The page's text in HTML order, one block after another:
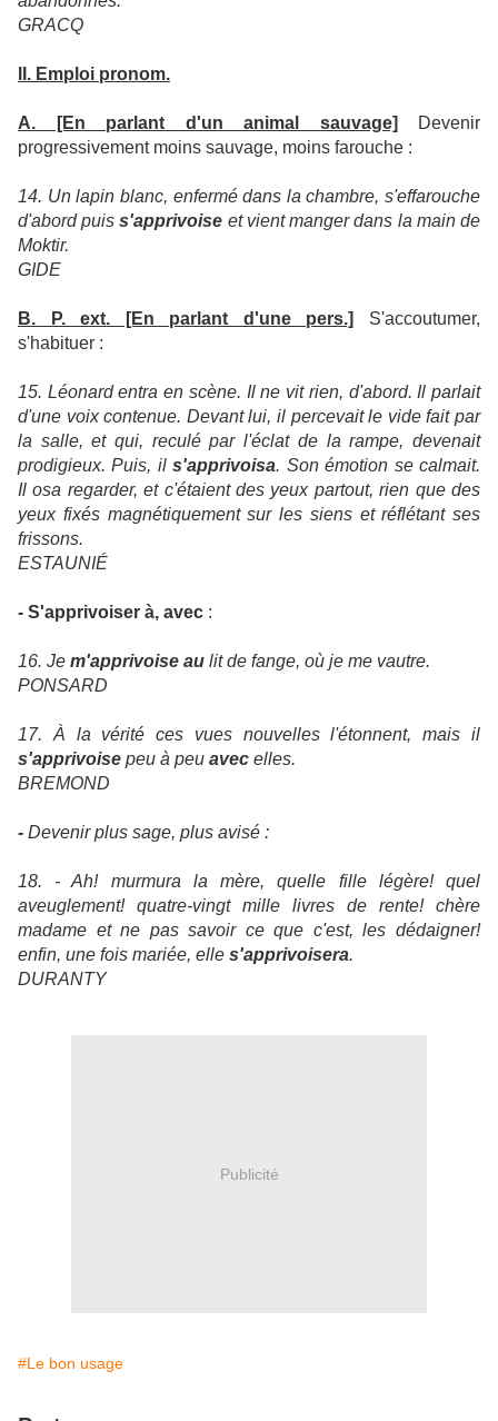
GRACQ
II. Emploi pronom.
A. [En parlant d'un animal sauvage] Devenir
progressivement moins sauvage, moins farouche :
14. Un lapin blanc, enfermé dans la chambre, s'effarouche
d'abord puiss'apprivoise et vient manger dans la main de
Moktir.
GIDE
B. P. ext. [En parlant d'une pers.]
S'accoutumer,
s'habituer :
15. Léonard entra en scène. Il ne vit rien, d'abord. Il parlait
d'une voix contenue. Devant lui, il percevait le vide fait par
la salle, et qui, reculé par l'éclat de la rampe, devenait
prodigieux. Puis, ils'apprivoisa. Son émotion se calmait.
Il osa regarder, et c'étaient des yeux partout, rien que des
yeux fixés magnétiquement sur les siens et réflétant ses
frissons.
ESTAUNIÉ
- S'apprivoiser à, avec :
16. Je m'apprivoise au lit de fange, où je me vautre.
PONSARD
17. À la vérité ces vues nouvelles l'étonnent, mais il
s'apprivoise peu à peu avec elles.
BREMOND
- Devenir plus sage, plus avisé :
18. - Ah! murmura la mère, quelle fille légère! quel
aveuglement! quatre-vingt mille livres de rente! chère
madame et ne pas savoir ce que c'est, les dédaigner!
enfin, une fois mariée, elle s'apprivoisera.
DURANTY
Publicité
#Le bon usage